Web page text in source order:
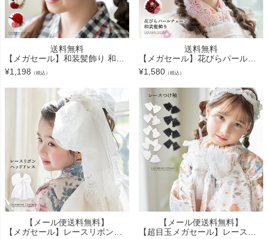
送料無料
【メガセール】和装髪飾り 和装 洋装 ヘアクリップ ヘアアクセサリー 七五三 着物 浴衣 袴 卒業袴 卒業式 成人式 花 キッズ ジュニア レディース 赤 白 キャサリンコテージ TAK
¥1,198 （税込）
送料無料
【メガセール】花びらパールチェーン和装髪飾り キッズ 卒園式 卒業式 小学校 成人式 和風 浴衣 袴 振袖 着物 七五三 赤 白 ヘアアクセサリー クリップ キャサリンコテージ TAK
¥1,580 （税込）
【メール便送料無料】
【メガセール】レースリボンヘッドドレス 成人式 卒業式 七五三 ヘアアクセサリー ヘアアクセ 白 ホワイト 総レース フォーマル カジュアル キッズ ジュニア 大きめ クリップ キャサリンコ
【メール便送料無料】
【超目玉メガセール】レースつけ袖 アクセサリー レディース キッズ その他ファッション小物 付け袖 浴衣 着物 和装小物 白 黒 キャサリンコテージ YUP12《メール便優先商品》